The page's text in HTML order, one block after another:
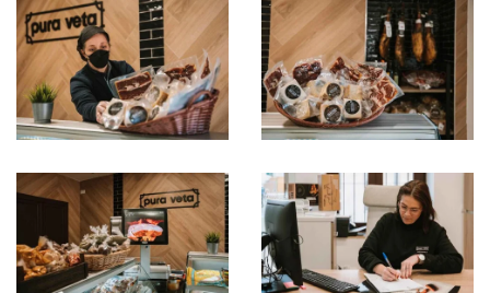
Ampliar Ampliar
Ampliar Ampliar